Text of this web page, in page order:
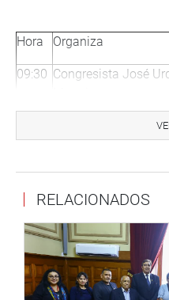
Hora Organiza
09:30 Congresista José
10:00 Congresista José
RELACIONADOS